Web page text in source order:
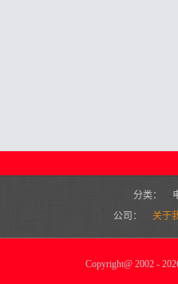
分类：
公司：
关于
Copyright@2002 -